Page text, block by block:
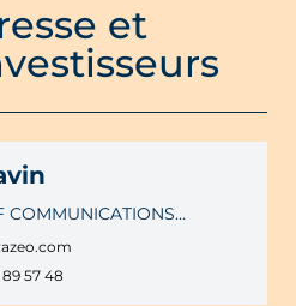
et
COMMUNICATIONS
89 57 48